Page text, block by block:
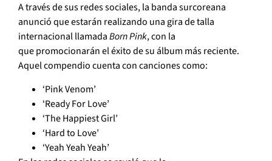
A través de sus redes sociales, la banda surcoreana
anunció que estarán realizando una gira de talla
internacional llamadaBorn Pink, con la
que promocionarán el éxito de su álbum más reciente.
Aquel compendio cuenta con canciones como:
‘Pink Venom’
‘Ready For Love’
‘The Happiest Girl’
‘Hard to Love’
‘Yeah Yeah Yeah’